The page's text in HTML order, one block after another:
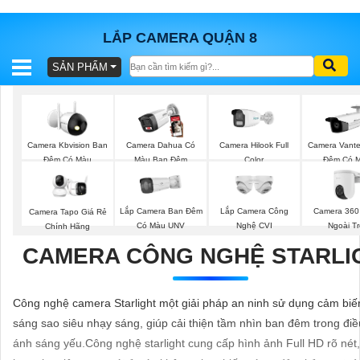
LẮP CAMERA QUẬN 8
BÁO
TRỌN
SẢN
PHẨM
TƯ
VẤN
LẮP
SẢN PHẨM
Camera Kbvision Ban
Đêm Có Màu
Camera Dahua Có
Màu Ban Đêm
Camera Hilook Full
Color
Camera
Đêm Có
Camera Tapo Giá Rẻ
Chính Hãng
Lắp Camera Ban Đêm
Có Màu UNV
Lắp Camera Công
Nghệ CVI
Camera
Ngoài
CAMERA CÔNG NGHỆ
Công nghệ camera Starlight một giải pháp an ninh sử dụng cảm
sáng sao siêu nhạy sáng, giúp cải thiện tầm nhìn ban đêm trong
ánh sáng yếu.Công nghệ starlight cung cấp hình ảnh Full HD rõ